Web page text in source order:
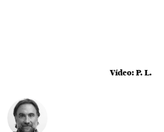
Vídeo: P. L.